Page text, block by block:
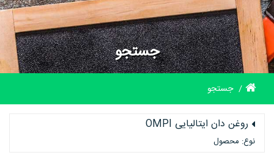
جستجو
جستجو
روغن دان ایتالیایی OMPI
نوع: محصول